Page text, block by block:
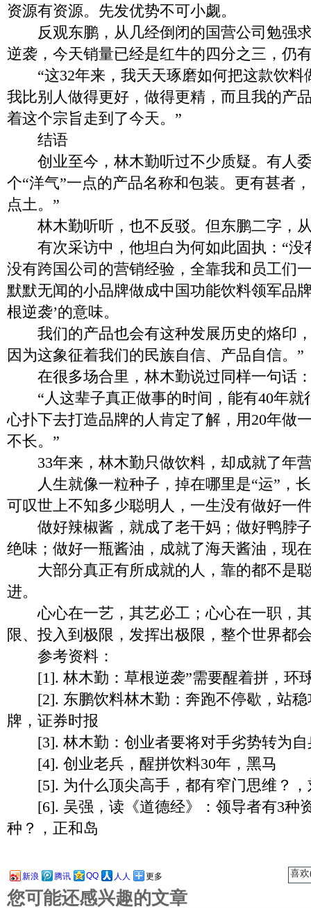
资源有资源。先发优势不可小觑。
反观东鹏，从几经倒闭的国营公司勉强
逆袭，今天销量已经是红牛的四分之三，仍
“这32年来，我天天琢磨如何把这款饮料
我比别人做得更好，做得更精，而且我的产
着这个宗旨走到了今天。”
结语
创业至今，林木勤听过不少质疑。有人
个“洋气”一点的产品名称和包装。更有甚者
点土。”
林木勤听听，也不反驳。但东鹏二字，
有次采访中，他坦白为何如此固执：“没
没有跨国公司的营销经验，全靠我和员工们
默默无闻的小品牌做成中国功能饮料领军品
根逆袭’的意味。
我们的产品也会有这种发展历史的烙印
因为这象征着我们的民族自信、产品自信。”
在很多场合里，林木勤说过同样一句话
“人这辈子真正做事的时间，能有40年就
心扑下去打造品牌的人肯定了解，用20年做
不长。”
33年来，林木勤只做饮料，却成就了年
人生就像一粒种子，掉在哪里是“运”，长
可叹世上不知多少聪明人，一生没有做好一
做好辣椒酱，就成了老干妈；做好鸭脖
绝味；做好一瓶酱油，成就了海天酱油，现
大部分真正有所成就的人，靠的都不是
进。
心心在一艺，其艺必工；心心在一职，
限、投入到极限，发挥出极限，整个世界都
参考资料：
[1]. 林木勤：草根逆袭”需要醒着拼，环
[2]. 东鹏饮料林木勤：奔跑不停歇，站稳
牌，证券时报
[3]. 林木勤：创业者要将对手劣势转为自
[4]. 创业老兵，醒拼饮料30年，黑马
[5]. 为什么顶尖高手，都有窄门思维？，
[6]. 吴强，读《道德经》：领导者有3种
种？，正和岛
新浪 腾讯 QQ 人人 更多 喜
您可能还感兴趣的文章